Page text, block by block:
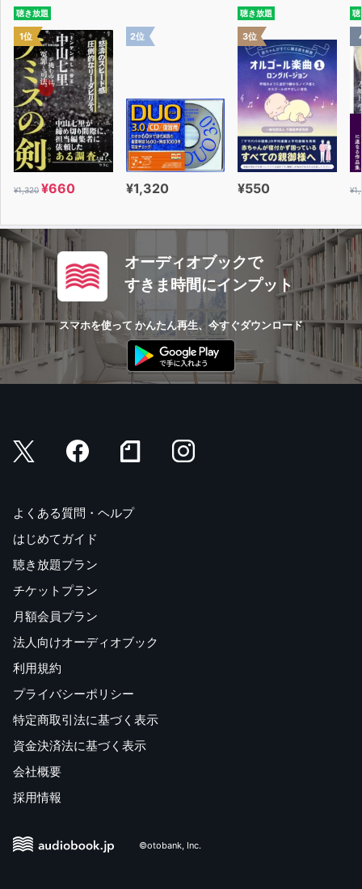
聴き放題
1位
¥1,320 ¥660
2位
¥1,320
聴き放題
3位
¥550
聴
オーディオブックで
すきま時間にインプット
スマホを使って かんたん再生、今すぐダウンロード
よくある質問・ヘルプ
はじめてガイド
聴き放題プラン
チケットプラン
月額会員プラン
法人向けオーディオブック
利用規約
プライバシーポリシー
特定商取引法に基づく表示
資金決済法に基づく表示
会社概要
採用情報
©otobank, Inc.